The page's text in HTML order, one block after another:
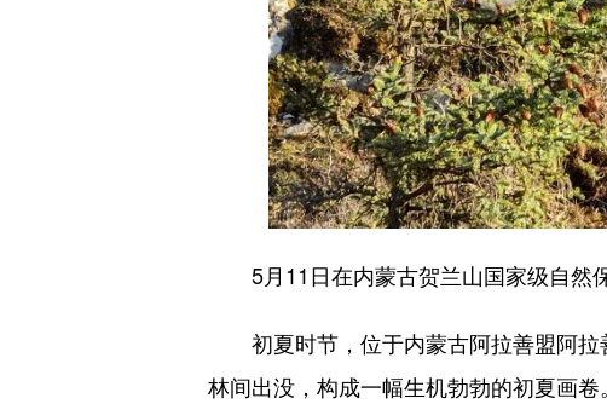
5月11日在内蒙古贺兰山国家级自然保
初夏时节，位于内蒙古阿拉善盟阿拉
林间出没，构成一幅生机勃勃的初夏画卷。